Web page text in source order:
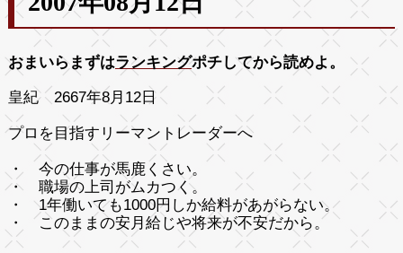
おまいらまずはランキングポチしてから読めよ。
皇紀 2667年8月12日
プロを目指すリーマントレーダーへ
・ 今の仕事が馬鹿くさい。
・ 職場の上司がムカつく。
・ 1年働いても1000円しか給料があがらない。
・ このままの安月給じや将来が不安だから。